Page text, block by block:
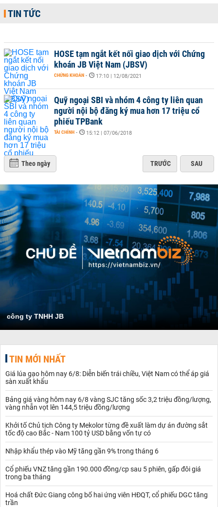
TIN TỨC
HOSE tạm ngắt kết nối giao dịch với Chứng
khoán JB Việt Nam (JBSV)
CHỨNG KHOÁN - 17:10 | 12/08/2021
Quỹ ngoại SBI và nhóm 4 công ty liên quan
người nội bộ đăng ký mua hơn 17 triệu cổ
phiếu TPBank
TÀI CHÍNH - 15:12 | 07/06/2018
Theo ngày TRƯỚC SAU
công ty TNHH JB
TIN MỚI NHẤT
Giá lúa gạo hôm nay 6/8: Diễn biến trái chiều, Việt Nam có thể áp giá
sàn xuất khẩu
Bảng giá vàng hôm nay 6/8 vàng SJC tăng sốc 3,2 triệu đồng/lượng,
vàng nhẫn vọt lên 144,5 triệu đồng/lượng
Khởi tố Chủ tịch Công ty Mekolor từng đề xuất làm dự án đường sắt
tốc độ cao Bắc - Nam 100 tỷ USD bằng vốn tự có
Nhập khẩu thép vào Mỹ tăng gần 9% trong tháng 6
Cổ phiếu VNZ tăng gần 190.000 đồng/cp sau 5 phiên, gấp đôi giá
trong ba tháng
Hoá chất Đức Giang công bố hai ứng viên HĐQT, cổ phiếu DGC tăng
trần